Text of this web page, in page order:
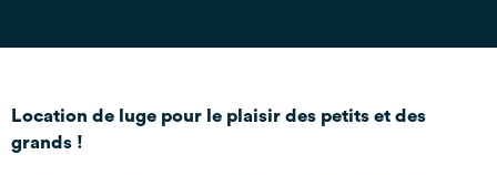
Location de luge pour le plaisir des petits et des
grands !